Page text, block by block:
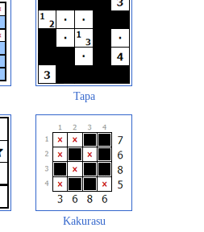
Tapa
Kakurasu